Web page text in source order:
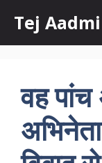
content
Tej Aadmi
वह